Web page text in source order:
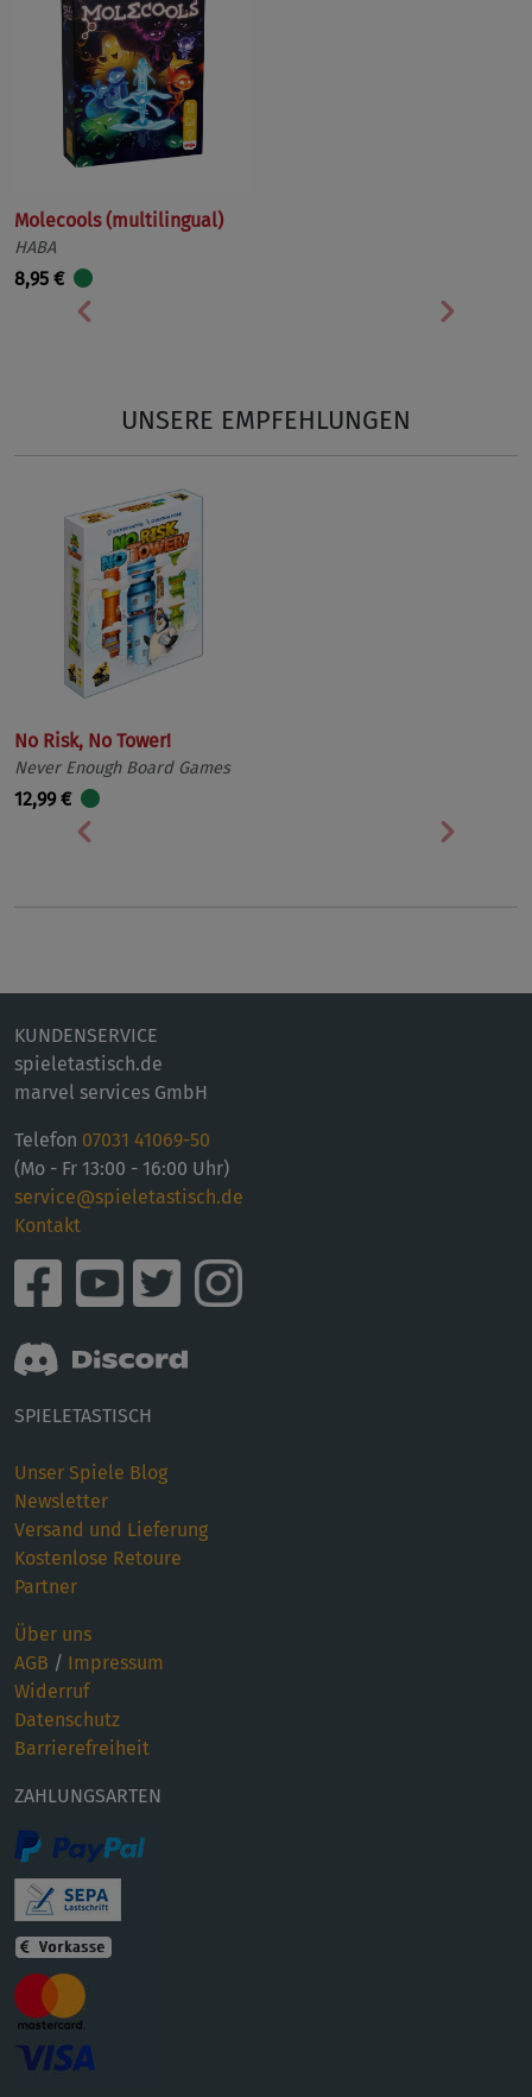
Molecools (multilingual)
HABA
8,95 €
Vorherige
UNSERE EMPFEHLUNGEN
No Risk, No Tower!
Never Enough Board Games
12,99 €
Vorherige
KUNDENSERVICE
spieletastisch.de
marvel services GmbH
Telefon 07031 41069-50
(Mo - Fr 13:00 - 16:00 Uhr)
service@spieletastisch.de
Kontakt
SPIELETASTISCH
Unser Spiele Blog
Newsletter
Versand und Lieferung
Kostenlose Retoure
Partner
Über uns
AGB / Impressum
Widerruf
Datenschutz
Barrierefreiheit
ZAHLUNGSARTEN